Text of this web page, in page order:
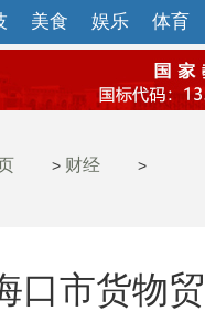
美食 娱乐 体育
> 财经 >
口市货物